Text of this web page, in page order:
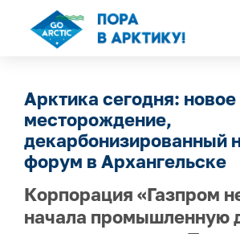
Арктика сегодня: новое
месторождение,
декарбонизированный
форум в Архангельске
Корпорация «Газпром
начала промышленную